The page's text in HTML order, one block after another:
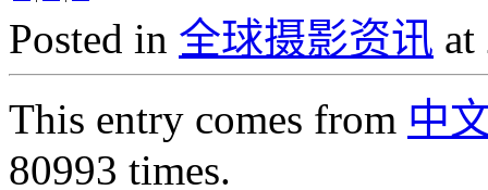
Posted in 全球摄影资讯 at
This entry comes from 中
80993 times.